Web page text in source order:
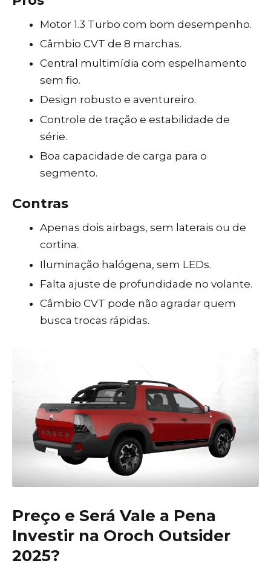
Motor 1.3 Turbo com bom desempenho.
Câmbio CVT de 8 marchas.
Central multimídia com espelhamento
sem fio.
Design robusto e aventureiro.
Controle de tração e estabilidade de
série.
Boa capacidade de carga para o
segmento.
Contras
Apenas dois airbags, sem laterais ou de
cortina.
Iluminação halógena, sem LEDs.
Falta ajuste de profundidade no volante.
Câmbio CVT pode não agradar quem
busca trocas rápidas.
Preço e Será Vale a Pena
Investir na Oroch Outsider
2025?